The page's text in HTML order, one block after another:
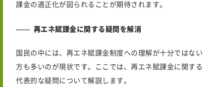
課金の適正化が図られることが期待されます。
再エネ賦課金に関する疑問を解消
国民の中には、 再エネ賦課金制度 への理解が十分ではない
方も多いのが現状です。ここでは、再エネ賦課金に関する
代表的な疑問について解説します。